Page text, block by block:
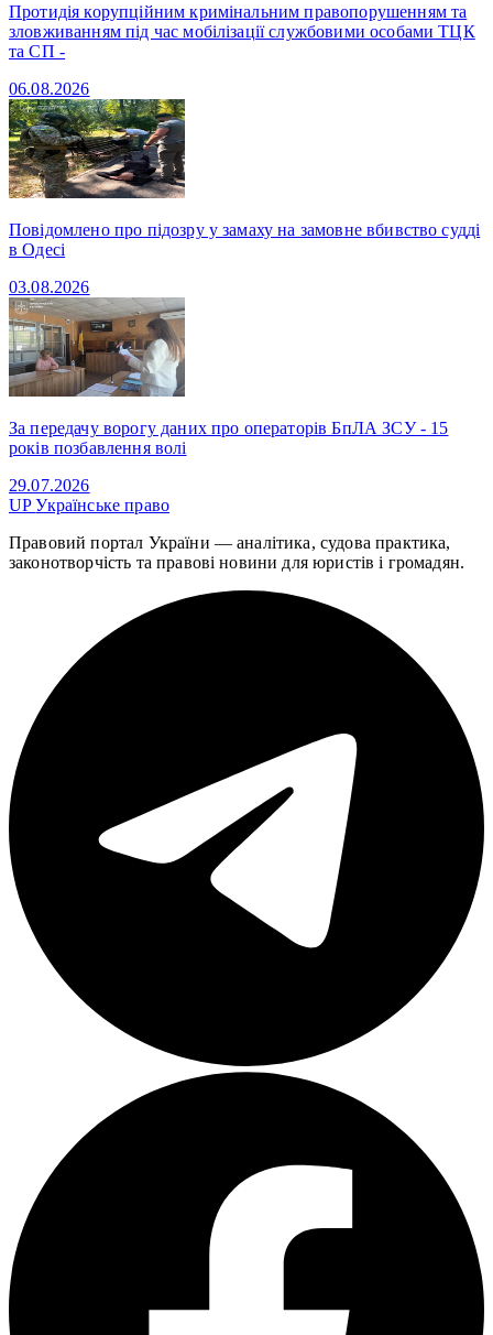
Протидія корупційним кримінальним правопорушенням та
зловживанням під час мобілізації службовими особами ТЦК
та СП -
06.08.2026
Повідомлено про підозру у замаху на замовне вбивство судді
в Одесі
03.08.2026
За передачу ворогу даних про операторів БпЛА ЗСУ - 15
років позбавлення волі
29.07.2026
UPУкраїнське право
Правовий портал України — аналітика, судова практика,
законотворчість та правові новини для юристів і громадян.